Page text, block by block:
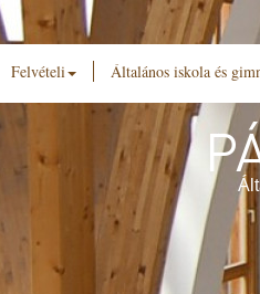
Felvételi Általános iskola és